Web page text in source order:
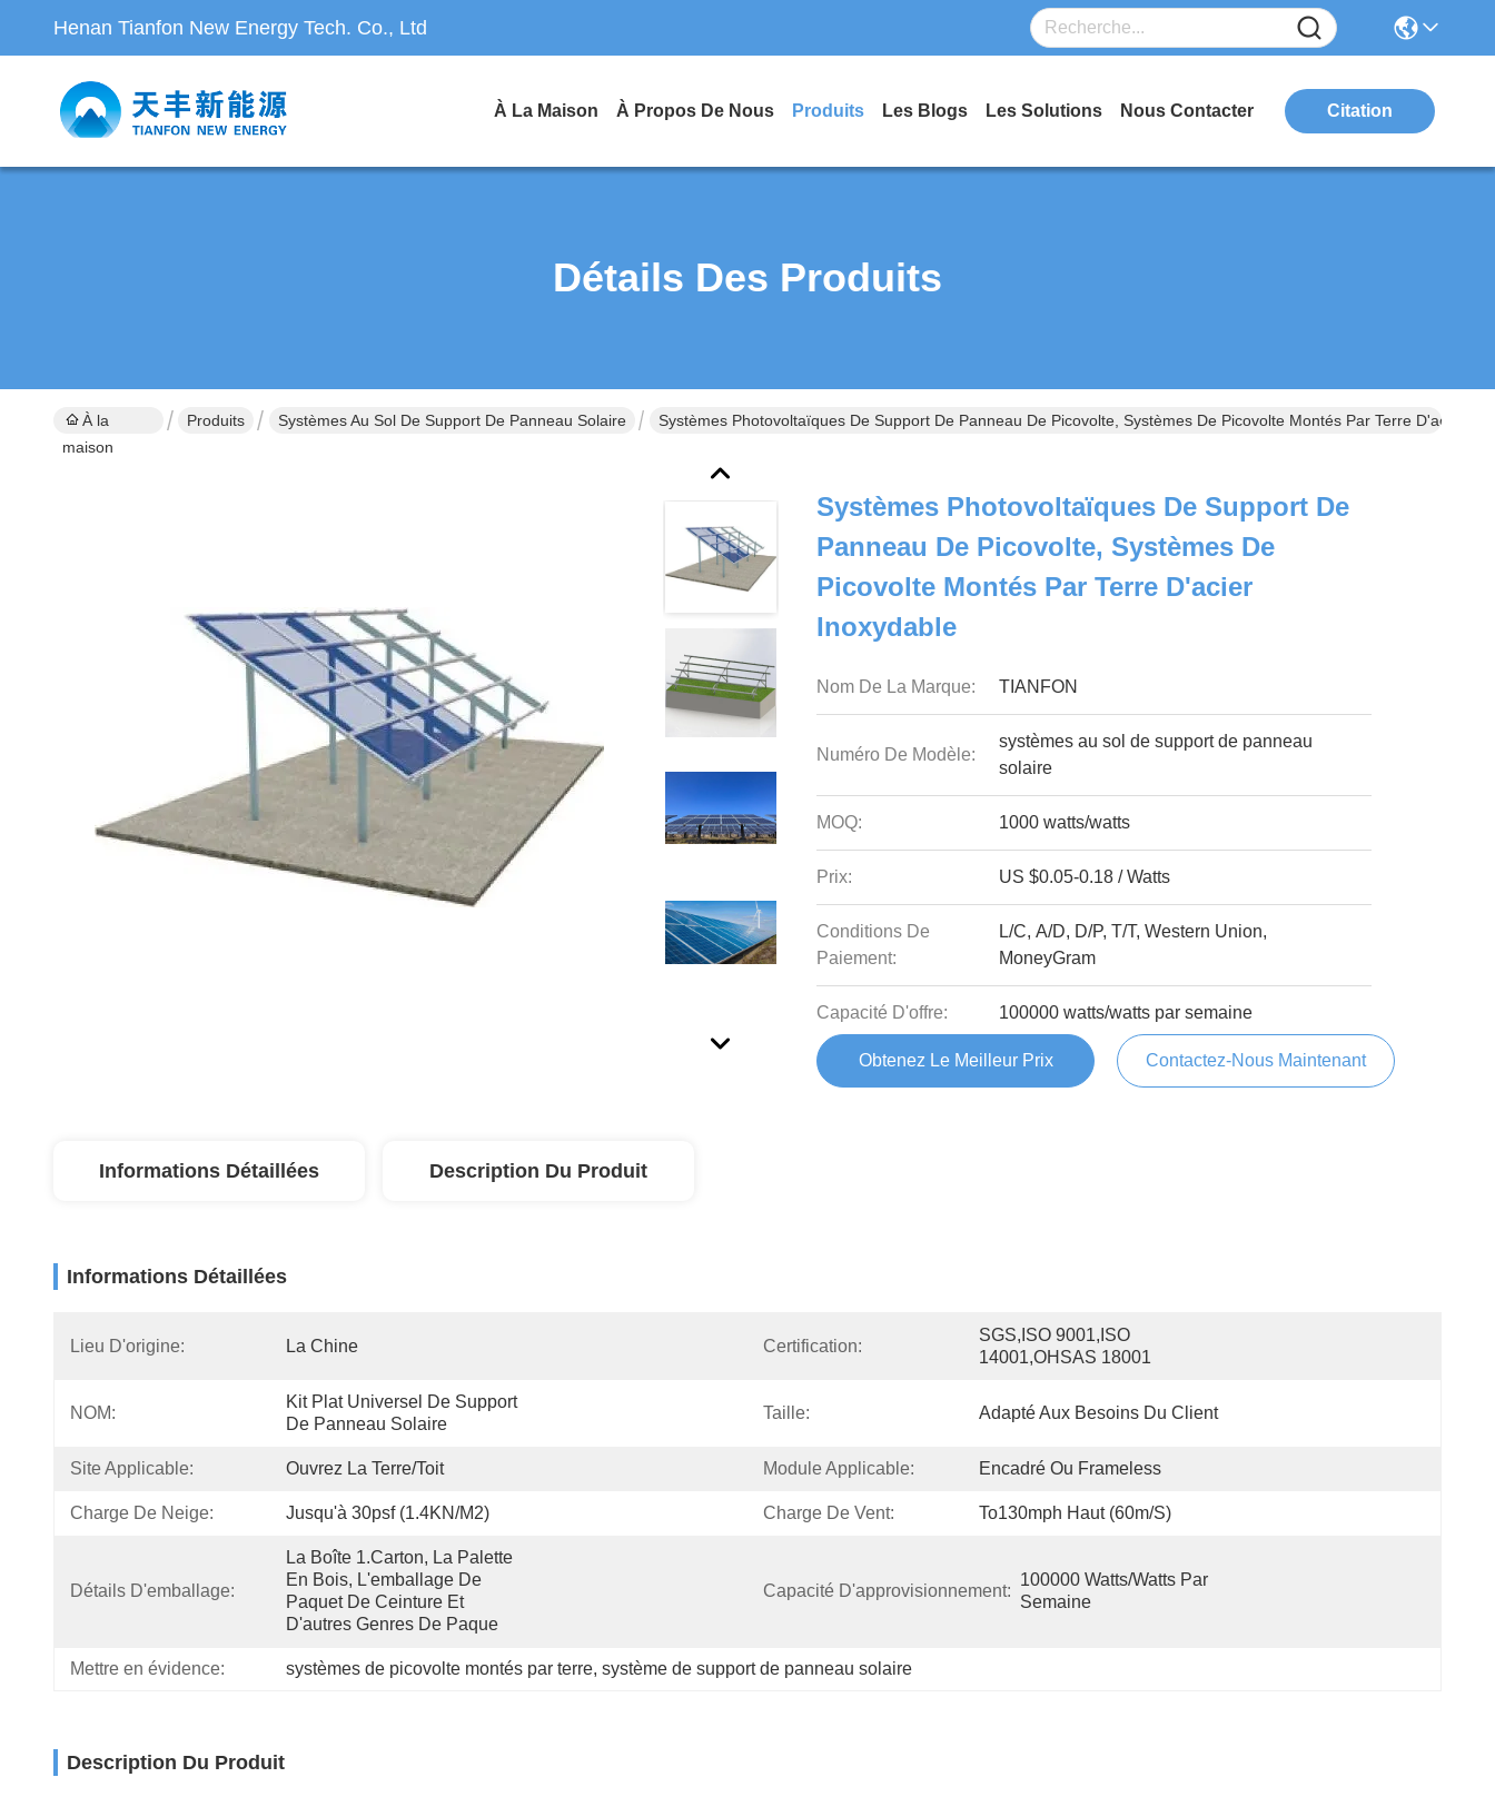
Henan Tianfon New Energy Tech. Co., Ltd
À La Maison À Propos De Nous Produits Les Blogs Les Solutions Nous Contacter Citation
Détails Des Produits
À la
maison
Produits Systèmes Au Sol De Support De Panneau Solaire Systèmes Photovoltaïques De Support De Panneau De Picovolte, Systèmes De Picovolte Montés Par Terre D'acier
Systèmes Photovoltaïques De Support De
Panneau De Picovolte, Systèmes De
Picovolte Montés Par Terre D'acier
Inoxydable
Nom De La Marque: TIANFON
Numéro De Modèle:
systèmes au sol de support de panneau
solaire
MOQ: 1000 watts/watts
Prix: US $0.05-0.18 / Watts
Conditions De
Paiement:
L/C, A/D, D/P, T/T, Western Union,
MoneyGram
Capacité D'offre: 100000 watts/watts par semaine
Obtenez Le Meilleur Prix Contactez-Nous Maintenant
Informations Détaillées Description Du Produit
Informations Détaillées
Lieu D'origine: La Chine Certification:
SGS,ISO 9001,ISO
14001,OHSAS 18001
NOM:
Kit Plat Universel De Support
De Panneau Solaire
Taille: Adapté Aux Besoins Du Client
Site Applicable: Ouvrez La Terre/toit Module Applicable: Encadré Ou Frameless
Charge De Neige: Jusqu'à 30psf (1.4KN/m2) Charge De Vent: To130mph Haut (60m/s)
Détails D'emballage:
La Boîte 1.Carton, La Palette
En Bois, L'emballage De
Paquet De Ceinture Et
D'autres Genres De Paque
Capacité D'approvisionnement:
100000 Watts/watts Par
Semaine
Mettre en évidence: systèmes de picovolte montés par terre, système de support de panneau solaire
Description Du Produit